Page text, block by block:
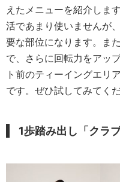
えたメニューを紹介しま
活であまり使いませんが
要な部位になります。ま
で、さらに回転力をアッ
ト前のティーイングエリ
です。ぜひ試してみてくだ
1歩踏み出し「クラ